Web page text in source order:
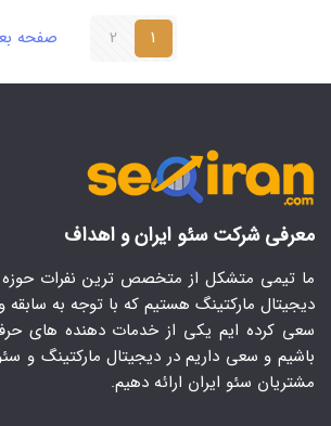
1
2 صفحه
معرفی شرکت سئو ایران و اهداف
ما تیمی متشکل از متخصص ترین نفرات حوزه
دیجیتال مارکتینگ هستیم که با توجه به
سعی کرده ایم یکی از خدمات دهنده های
باشیم و سعی داریم در دیجیتال مارکتینگ و
مشتریان سئو ایران ارائه دهیم.